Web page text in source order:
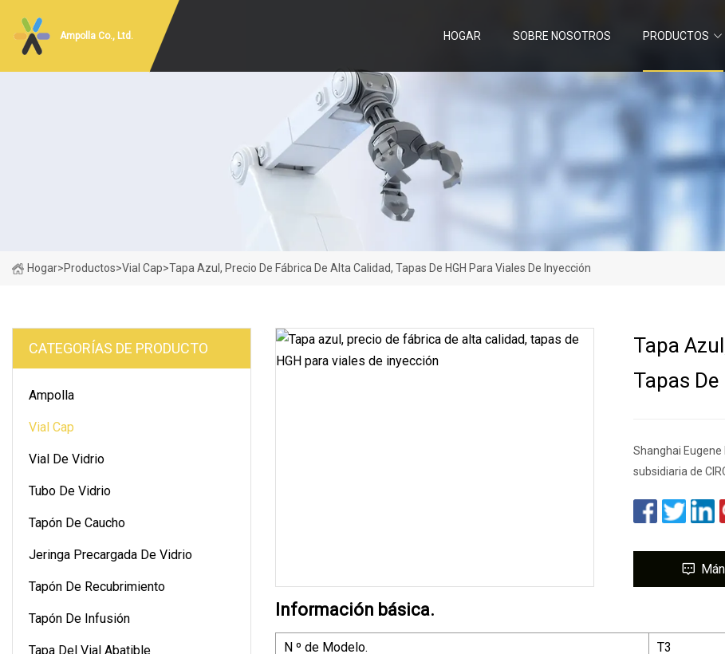
Ampolla Co., Ltd. HOGAR SOBRE NOSOTROS PRODUCTOS
Hogar>Productos>Vial Cap>Tapa Azul, Precio De Fábrica De Alta Calidad, Tapas De HGH Para Viales De Inyección
CATEGORÍAS DE PRODUCTO
Ampolla
Vial Cap
Vial De Vidrio
Tubo De Vidrio
Tapón De Caucho
Jeringa Precargada De Vidrio
Tapón De Recubrimiento
Tapón De Infusión
Tapa Del Vial Abatible
Tapa
Tapas De
Shanghai Eugene
subsidiaria de
Información básica.
N º de Modelo.
T3